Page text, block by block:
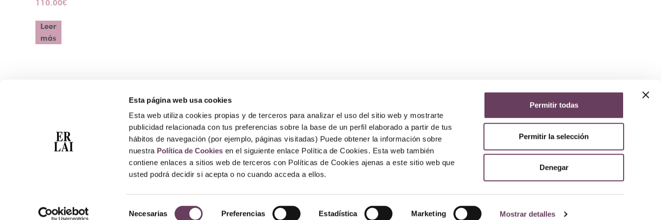
Esta página web usa cookies
Esta web utiliza cookies propias y de terceros para analizar el uso del sitio web y mostrarte
publicidad relacionada con tus preferencias sobre la base de un perfil elaborado a partir de tus
hábitos de navegación (por ejemplo, páginas visitadas) Puede obtener la información sobre
nuestra Política de Cookies en el siguiente enlace Política de Cookies. Esta web también
contiene enlaces a sitios web de terceros con Políticas de Cookies ajenas a este sitio web que
usted podrá decidir si acepta o no cuando acceda a ellos.
Necesarias Preferencias Estadística Marketing Mostrar detalles
Permitir todas
Permitir la selección
Denegar
110.00€
Leer
más
Atención Telefónica: 944 435 713
Whatsapp: 699 173 188
E-mail:perfumeriaerlai@erlai.es
Dirección: Rodríguez Arias nº29 48011 Bilbao.
Nosotros
Aviso legal
Política de privacidad
Política de cookies
Política de devoluciones y reembolsos
FAQs